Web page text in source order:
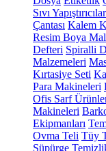
Sıvı Yapıştırıcılar
Çantası Kalem
Resim Boya
Defteri Spiralli
Malzemeleri
Kırtasiye Seti
Para Makineleri
Ofis Sarf
Makineleri
Ekipmanları
Ovma Teli Tüy
Süpürge